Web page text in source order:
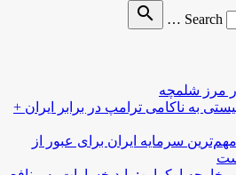
Search …
search
مرز شلمچه
به ناکامی ترامپ در برابر ایران +
سرمایه ایران برای عبور از